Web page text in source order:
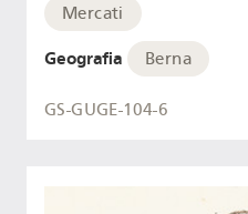
Mercati
Geografia Berna
GS-GUGE-104-6